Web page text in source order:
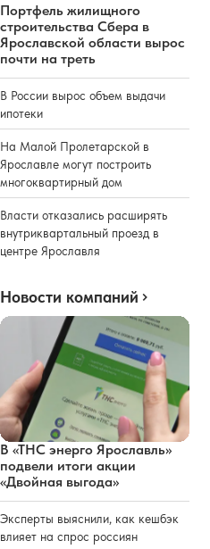
Портфель жилищного
строительства Сбера в
Ярославской области вырос
почти на треть
В России вырос объем выдачи
ипотеки
На Малой Пролетарской в
Ярославле могут построить
многоквартирный дом
Власти отказались расширять
внутриквартальный проезд в
центре Ярославля
Новости компаний
В «ТНС энерго Ярославль»
подвели итоги акции
«Двойная выгода»
Эксперты выяснили, как кешбэк
влияет на спрос россиян